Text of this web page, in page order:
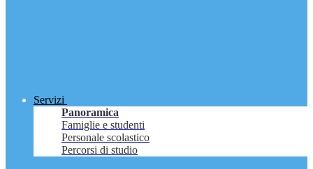
Servizi
Panoramica
Famiglie e studenti
Personale scolastico
Percorsi di studio